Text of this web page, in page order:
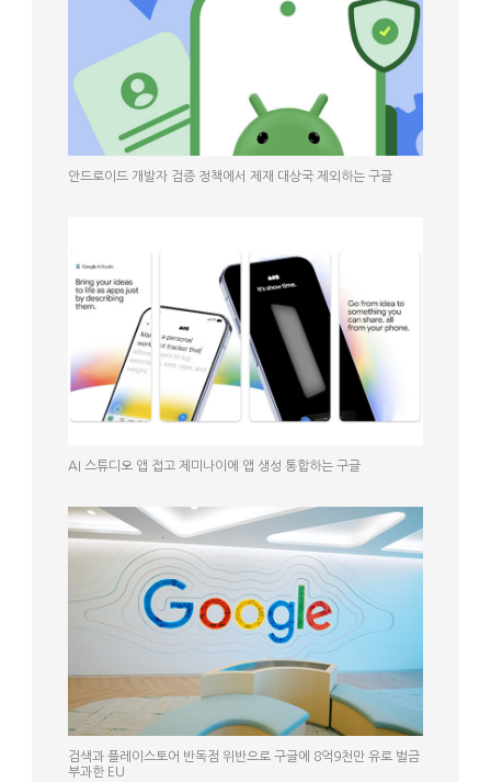
안드로이드 개발자 검증 정책에서 제재 대상국 제외하는 구글
AI 스튜디오 앱 접고 제미나이에 앱 생성 통합하는 구글
검색과 플레이스토어 반독점 위반으로 구글에 8억9천만 유로 벌금
부과한 EU